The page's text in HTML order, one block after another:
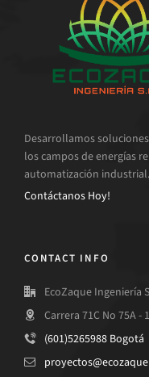
Desarrollamos
los campos de energías
automatización industrial.
Contáctanos Hoy!
CONTACT INFO
EcoZaque Ingeniería
Carrera 71C No 75A -
(601)5265988 Bogotá